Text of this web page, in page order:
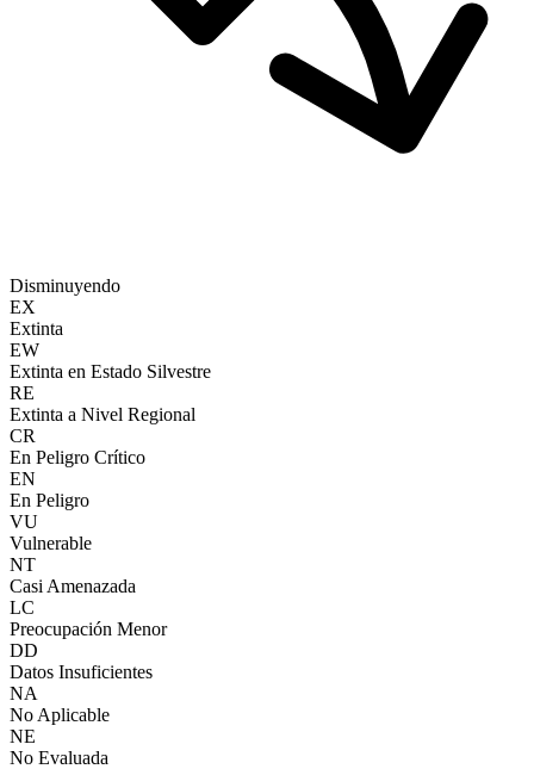
Disminuyendo
EX
Extinta
EW
Extinta en Estado Silvestre
RE
Extinta a Nivel Regional
CR
En Peligro Crítico
EN
En Peligro
VU
Vulnerable
NT
Casi Amenazada
LC
Preocupación Menor
DD
Datos Insuficientes
NA
No Aplicable
NE
No Evaluada